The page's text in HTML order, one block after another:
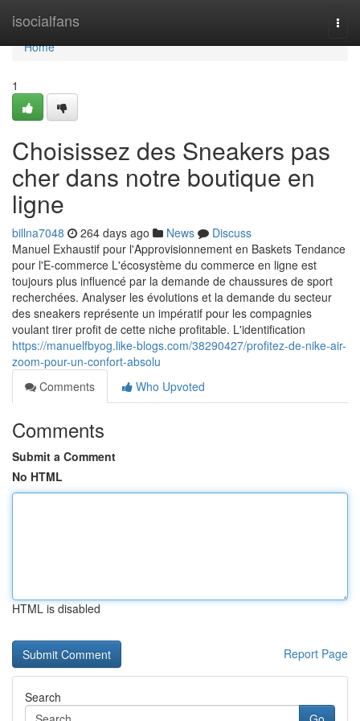
isocialfans
Home
Home
1
Choisissez des Sneakers pas
cher dans notre boutique en
ligne
billna7048 264 days ago News
Discuss
Manuel Exhaustif pour l'Approvisionnement en Baskets Tendance
pour l'E-commerce L'écosystème du commerce en ligne est
toujours plus influencé par la demande de chaussures de sport
recherchées. Analyser les évolutions et la demande du secteur
des sneakers représente un impératif pour les compagnies
voulant tirer profit de cette niche profitable. L'identification
https://manuelfbyog.like-blogs.com/38290427/profitez-de-nike-air-
zoom-pour-un-confort-absolu
Comments
Who Upvoted
Comments
Submit a Comment
No HTML
HTML is disabled
Report Page
Search